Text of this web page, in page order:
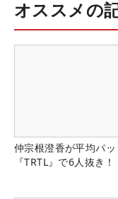
オススメの
仲宗根澄香が平均パッ
『TRTL』で6人抜き！